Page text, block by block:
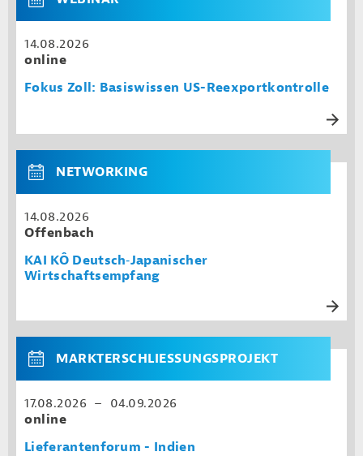
14.08.2026
online
Fokus Zoll: Basiswissen US-Reexportkontrolle
NETWORKING
14.08.2026
Offenbach
KAI KÔ Deutsch‑Japanischer
Wirtschaftsempfang
MARKTERSCHLIESSUNGSPROJEKT
17.08.2026 – 04.09.2026
online
Lieferantenforum - Indien